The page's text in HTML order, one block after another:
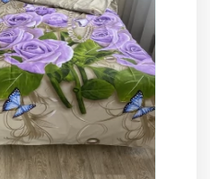
і постільної білизни